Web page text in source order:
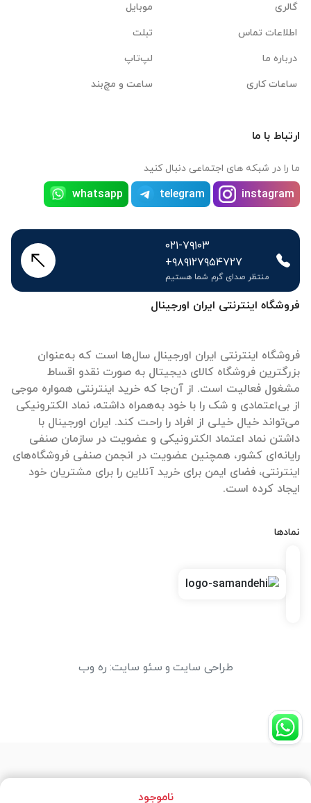
ناموجود
فروشگاه اینترنتی ایران اورجینال
فروشگاه اینترنتی ایران اورجینال سال‌ها است که به‌عنوان
بزرگترین فروشگاه کالای دیجیتال به صورت نقدو اقساط
مشغول فعالیت است. از آن‌جا که خرید اینترنتی همواره موجی
از بی‌اعتمادی و شک را با خود به‌همراه داشته، نماد الکترونیکی
می‌تواند خیال خیلی از افراد را راحت کند. ایران اورجینال با
داشتن نماد اعتماد الکترونیکی و عضویت در سازمان صنفی
رایانه‌ای کشور، همچنین عضویت در انجمن صنفی فروشگاه‌های
اینترنتی، فضای ایمن برای خرید آنلاین را برای مشتریان خود
ایجاد کرده است.
نمادها
گالری
اطلاعات تماس
درباره ما
ساعات کاری
موبایل
تبلت
لپ‌تاپ
ساعت و مچ‌بند
ارتباط با ما
ما را در شبکه های اجتماعی دنبال کنید
instagram
telegram
whatsapp
۰۲۱-۷۹۱۰۳
+۹۸۹۱۲۷۹۵۴۷۲۷
منتظر صدای گرم شما هستیم
طراحی سایت و سئو سایت: ره وب